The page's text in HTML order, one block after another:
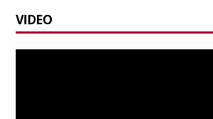
VIDEO